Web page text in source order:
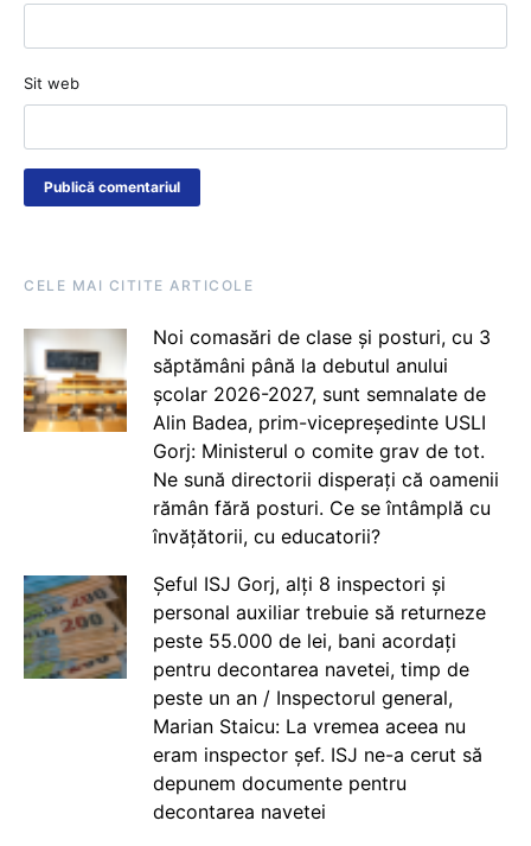
Sit web
CELE MAI CITITE ARTICOLE
Noi comasări de clase și posturi, cu 3
săptămâni până la debutul anului
școlar 2026-2027, sunt semnalate de
Alin Badea, prim-vicepreședinte USLI
Gorj: Ministerul o comite grav de tot.
Ne sună directorii disperați că oamenii
rămân fără posturi. Ce se întâmplă cu
învățătorii, cu educatorii?
Șeful ISJ Gorj, alți 8 inspectori și
personal auxiliar trebuie să returneze
peste 55.000 de lei, bani acordați
pentru decontarea navetei, timp de
peste un an / Inspectorul general,
Marian Staicu: La vremea aceea nu
eram inspector șef. ISJ ne-a cerut să
depunem documente pentru
decontarea navetei